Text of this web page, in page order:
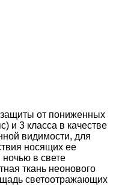
защиты от пониженных
и 3 класса в качестве
видимости, для
носящих ее
в свете
ткань неонового
светоотражающих